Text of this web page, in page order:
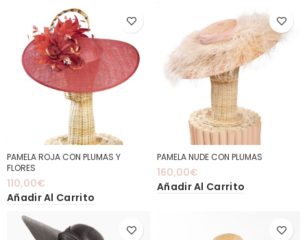
PAMELA ROJA CON PLUMAS Y
FLORES
110,00€
Añadir Al Carrito
PAMELA NUDE CON PLUMAS
160,00€
Añadir Al Carrito